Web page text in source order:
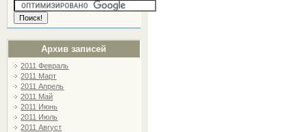
Архив записей
2011 Февраль
2011 Март
2011 Апрель
2011 Май
2011 Июнь
2011 Июль
2011 Август